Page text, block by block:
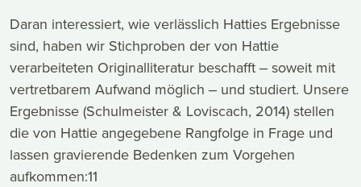
Daran interessiert, wie verlässlich Hatties Ergebnisse
sind, haben wir Stichproben der von Hattie
verarbeiteten Originalliteratur beschafft ‒ soweit mit
vertretbarem Aufwand möglich ‒ und studiert. Unsere
Ergebnisse (Schulmeister & Loviscach, 2014) stellen
die von Hattie angegebene Rangfolge in Frage und
lassen gravierende Bedenken zum Vorgehen
aufkommen:11